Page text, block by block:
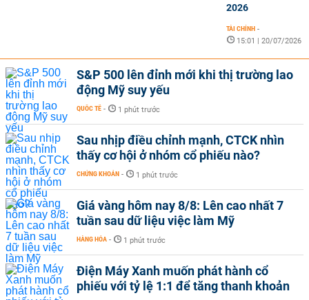
2026
TÀI CHÍNH -
15:01 | 20/07/2026
S&P 500 lên đỉnh mới khi thị trường lao
động Mỹ suy yếu
QUỐC TẾ - 1 phút trước
Sau nhịp điều chỉnh mạnh, CTCK nhìn
thấy cơ hội ở nhóm cổ phiếu nào?
CHỨNG KHOÁN - 1 phút trước
Giá vàng hôm nay 8/8: Lên cao nhất 7
tuần sau dữ liệu việc làm Mỹ
HÀNG HÓA - 1 phút trước
Điện Máy Xanh muốn phát hành cổ
phiếu với tỷ lệ 1:1 để tăng thanh khoản